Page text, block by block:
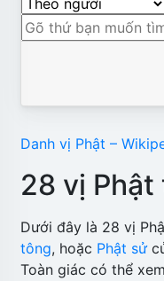
Phật
Danh vị Phật –
28 vị
Dưới đây là 28 vị
tông, hoặc Phật sử
Toàn giác có thể